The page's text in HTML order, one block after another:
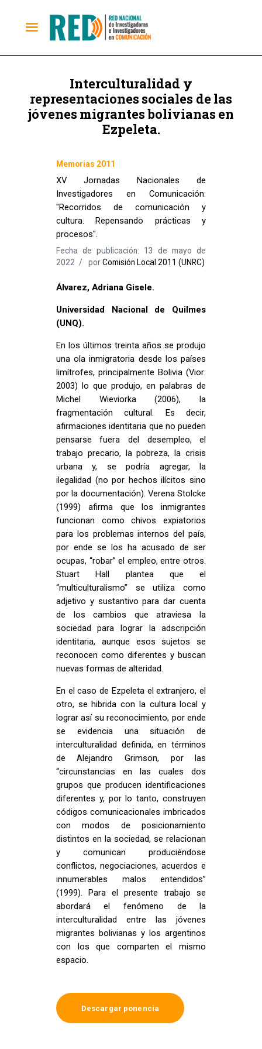
Interculturalidad y
representaciones sociales de las
jóvenes migrantes bolivianas en
Ezpeleta.
Memorias 2011
XV Jornadas Nacionales de
Investigadores en Comunicación:
"Recorridos de comunicación y
cultura. Repensando prácticas y
procesos".
Fecha de publicación: 13 de mayo de
2022
porComisión Local 2011 (UNRC)
Álvarez, Adriana Gisele.
Universidad Nacional de Quilmes
(UNQ).
En los últimos treinta años se produjo
una ola inmigratoria desde los países
limítrofes, principalmente Bolivia (Vior:
2003) lo que produjo, en palabras de
Michel Wieviorka (2006), la
fragmentación cultural. Es decir,
afirmaciones identitaria que no pueden
pensarse fuera del desempleo, el
trabajo precario, la pobreza, la crisis
urbana y, se podría agregar, la
ilegalidad (no por hechos ilícitos sino
por la documentación). Verena Stolcke
(1999) afirma que los inmigrantes
funcionan como chivos expiatorios
para los problemas internos del país,
por ende se los ha acusado de ser
ocupas, “robar” el empleo, entre otros.
Stuart Hall plantea que el
“multiculturalismo” se utiliza como
adjetivo y sustantivo para dar cuenta
de los cambios que atraviesa la
sociedad para lograr la adscripción
identitaria, aunque esos sujetos se
reconocen como diferentes y buscan
nuevas formas de alteridad.
En el caso de Ezpeleta el extranjero, el
otro, se hibrida con la cultura local y
lograr así su reconocimiento, por ende
se evidencia una situación de
interculturalidad definida, en términos
de Alejandro Grimson, por las
“circunstancias en las cuales dos
grupos que producen identificaciones
diferentes y, por lo tanto, construyen
códigos comunicacionales imbricados
con modos de posicionamiento
distintos en la sociedad, se relacionan
y comunican produciéndose
conflictos, negociaciones, acuerdos e
innumerables malos entendidos”
(1999). Para el presente trabajo se
abordará el fenómeno de la
interculturalidad entre las jóvenes
migrantes bolivianas y los argentinos
con los que comparten el mismo
espacio.
Descargar ponencia